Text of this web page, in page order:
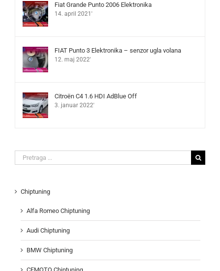
Fiat Grande Punto 2006 Elektronika
14. april 2021'
FIAT Punto 3 Elektronika – senzor ugla volana
12. maj 2022'
Citroën C4 1.6 HDI AdBlue Off
3. januar 2022'
Search
for:
Chiptuning
Alfa Romeo Chiptuning
Audi Chiptuning
BMW Chiptuning